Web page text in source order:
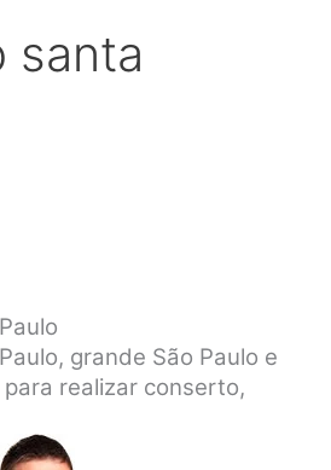
santa
grande São Paulo e
realizar conserto,